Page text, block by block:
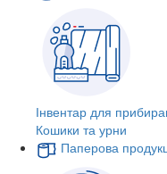
Інвентар для
Кошики та урни
Паперова